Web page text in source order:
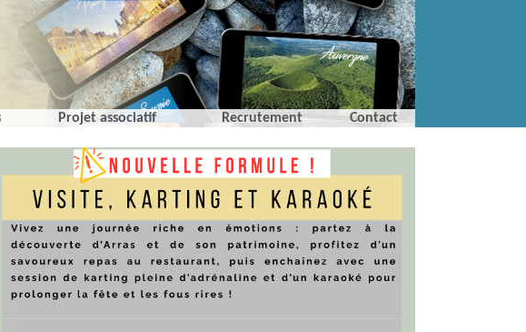
Projet associatif Recrutement Contact